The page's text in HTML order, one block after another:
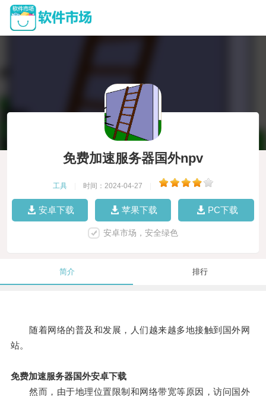
免费加速服务器国外npv
工具 时间：2024-04-27
安卓下载 苹果下载 PC下载
安卓市场，安全绿色
简介 排行
随着网络的普及和发展，人们越来越多地接触到国外网
站。
免费加速服务器国外安卓下载
然而，由于地理位置限制和网络带宽等原因，访问国外